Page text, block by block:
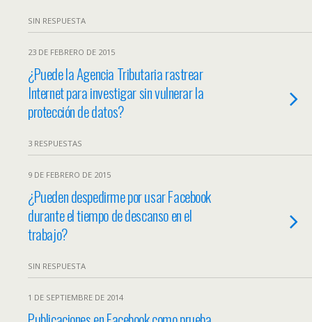
SIN RESPUESTA
23 DE FEBRERO DE 2015
¿Puede la Agencia Tributaria rastrear
Internet para investigar sin vulnerar la
protección de datos?
3 RESPUESTAS
9 DE FEBRERO DE 2015
¿Pueden despedirme por usar Facebook
durante el tiempo de descanso en el
trabajo?
SIN RESPUESTA
1 DE SEPTIEMBRE DE 2014